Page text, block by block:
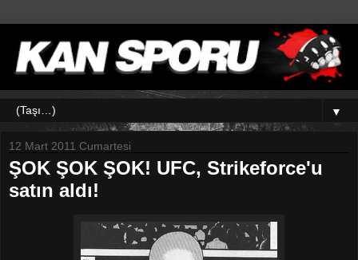
▼
12 Mart 2011 Cumartesi
ŞOK ŞOK ŞOK! UFC, Strikeforce'u
satın aldı!